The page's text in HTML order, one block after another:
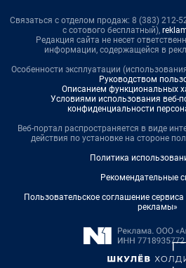
Связаться с отделом продаж: 8 (383) 212-
с сотового бесплатный),
Редакция сайта не несет
информации, содержащейся в
Особенности эксплуатации
Руководством
Описанием функциональных
Условиями использования веб-
конфиденциальности
Веб-портал распространяется в виде
действия по установке на стороне
Политика
Рекомендательные
Пользовательское соглашение
рекламы»